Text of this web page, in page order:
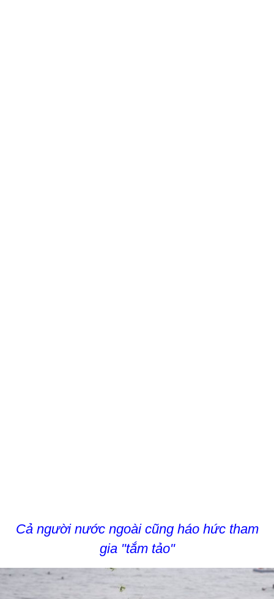
Cả người nước ngoài cũng háo hức tham
gia "tắm tảo"